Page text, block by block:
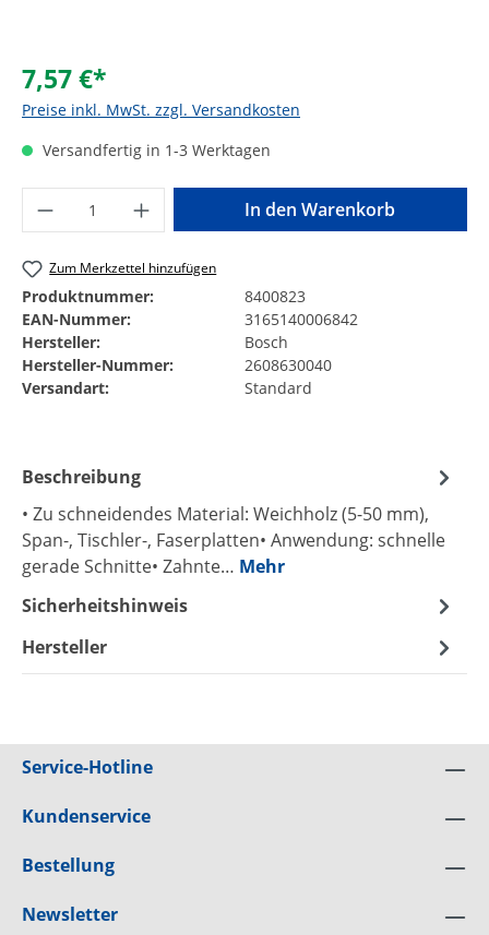
7,57 €*
Preise inkl. MwSt. zzgl. Versandkosten
Versandfertig in 1-3 Werktagen
Produkt Anzahl: Gib den gewünschten
In den Warenkorb
Zum Merkzettel hinzufügen
Produktnummer:
8400823
EAN-Nummer:
3165140006842
Hersteller:
Bosch
Hersteller-Nummer:
2608630040
Versandart:
Standard
Beschreibung
• Zu schneidendes Material: Weichholz (5-50 mm),
Span-, Tischler-, Faserplatten• Anwendung: schnelle
gerade Schnitte• Zahnte… Mehr
Sicherheitshinweis
Hersteller
Service-Hotline
Kundenservice
Bestellung
Newsletter